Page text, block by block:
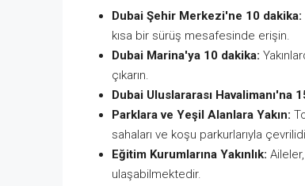
Dubai Şehir Merkezi'ne 10 dakika:
kısa bir sürüş mesafesinde erişin.
Dubai Marina'ya 10 dakika:
çıkarın.
Dubai Uluslararası Havalimanı'na
Parklara ve Yeşil Alanlara Yakın:
sahaları ve koşu parkurlarıyla
Eğitim Kurumlarına Yakınlık:
ulaşabilmektedir.